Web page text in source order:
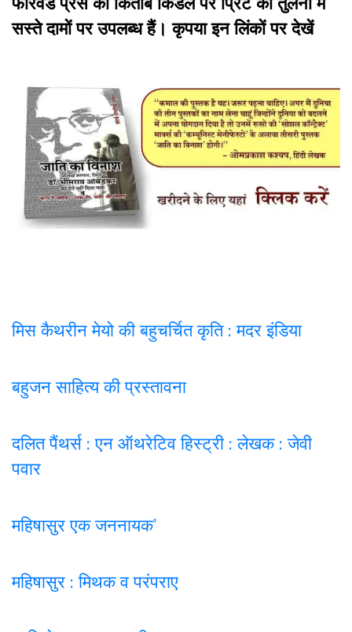
सस्ते दामों पर उपलब्ध हैं। कृपया इन लिंकों पर देखें
मिस कैथरीन मेयो की बहुचर्चित कृति : मदर इंडिया
बहुजन साहित्य की प्रस्तावना
दलित पैंथर्स : एन ऑथरेटिव हिस्ट्री : लेखक : जेवी
पवार
महिषासुर एक जननायक’
महिषासुर : मिथक व परंपराए